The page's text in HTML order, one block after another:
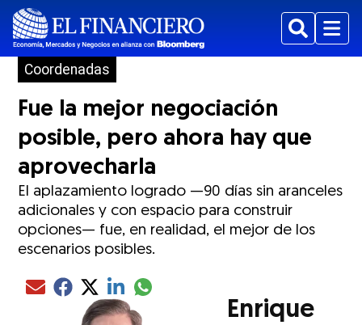
BuscarMenu
Coordenadas
Fue la mejor negociación
posible, pero ahora hay que
aprovecharla
El aplazamiento logrado —90 días sin aranceles
adicionales y con espacio para construir
opciones— fue, en realidad, el mejor de los
escenarios posibles.
Compartir el artículo actual mediante Email
Compartir el artículo actual mediante Facebook
Compartir el artículo actual mediante Twitter
Compartir el artículo actual mediante LinkedIn
Compartir el artículo actual mediante
Enrique